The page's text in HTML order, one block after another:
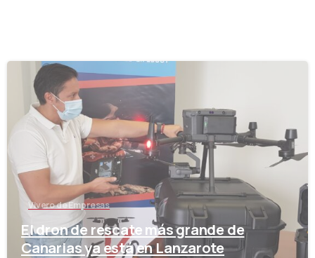
Vivero de Empresas
El dron de rescate más grande de
Canarias ya está en Lanzarote